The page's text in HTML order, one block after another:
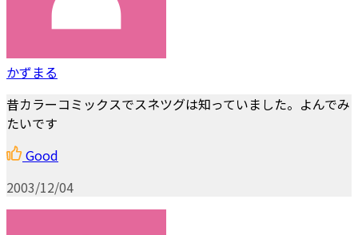
かずまる
昔カラーコミックスでスネツグは知っていました。よんでみ
たいです
Good
2003/12/04